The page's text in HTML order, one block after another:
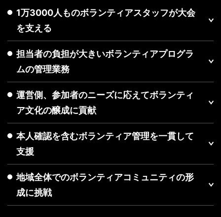
1万3000人ものボランティアスタッフが大会
を支える
担当者の負担が大きいボランティアプログラ
ムの管理業務
運営側、参加者のニーズに応えてボランティ
ア文化の醸成に貢献
本人確認を含むボランティア管理を一貫して
支援
地域全体でのボランティアコミュニティの形
成に挑戦